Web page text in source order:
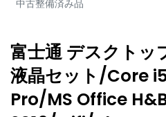
中古整備済み品
富士通 デスクト
液晶セット/Core
Pro/MS Office